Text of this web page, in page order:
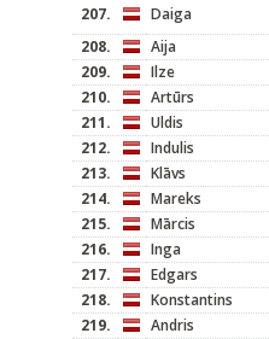
207.
Daiga
208.
Aija
209.
Ilze
210.
Artūrs
211.
Uldis
212.
Indulis
213.
Klāvs
214.
Mareks
215.
Mārcis
216.
Inga
217.
Edgars
218.
Konstantins
219.
Andris